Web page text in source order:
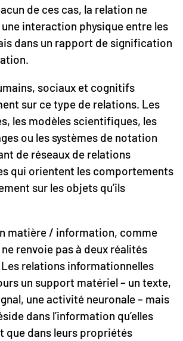
de ces cas, la relation ne
interaction physique entre les
dans un rapport de signification
sociaux et cognitifs
sur ce type de relations. Les
les modèles scientifiques, les
ou les systèmes de notation
de réseaux de relations
qui orientent les comportements
sur les objets qu’ils
matière / information, comme
renvoie pas à deux réalités
relations informationnelles
un support matériel – un texte,
une activité neuronale – mais
dans l’information qu’elles
que dans leurs propriétés